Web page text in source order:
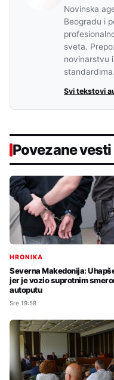
Novinska
Beogradu i
sveta.
novinarstvu
standardima.
Svi tekstovi
Povezane vesti
HRONIKA
Severna Makedonija:
jer je vozio suprotnim
autoputu
Sre 19:58